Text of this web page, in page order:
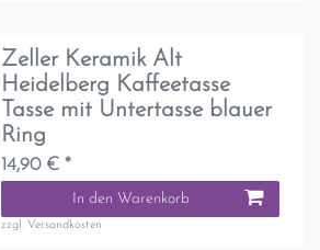
Zeller Keramik Alt
Heidelberg Kaffeetasse
Tasse mit Untertasse blauer
Ring
14,90 € *
In den Warenkorb
zzgl. Versandkosten